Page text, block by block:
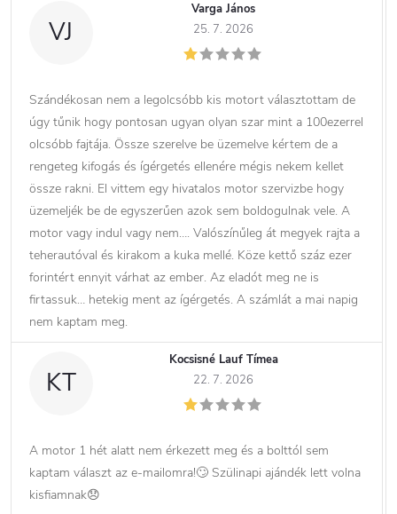
VJ
Varga János
25. 7. 2026
Szándékosan nem a legolcsóbb kis motort választottam de
úgy tűnik hogy pontosan ugyan olyan szar mint a 100ezerrel
olcsóbb fajtája. Össze szerelve be üzemelve kértem de a
rengeteg kifogás és ígérgetés ellenére mégis nekem kellet
össze rakni. El vittem egy hivatalos motor szervizbe hogy
üzemeljék be de egyszerűen azok sem boldogulnak vele. A
motor vagy indul vagy nem…. Valószínűleg át megyek rajta a
teherautóval és kirakom a kuka mellé. Köze kettő száz ezer
forintért ennyit várhat az ember. Az eladót meg ne is
firtassuk… hetekig ment az ígérgetés. A számlát a mai napig
nem kaptam meg.
KT
Kocsisné Lauf Tímea
22. 7. 2026
A motor 1 hét alatt nem érkezett meg és a bolttól sem
kaptam választ az e-mailomra!🙄 Szülinapi ajándék lett volna
kisfiamnak😞